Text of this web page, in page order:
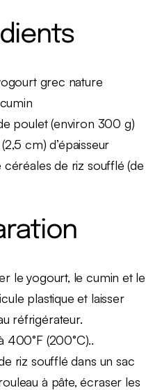
grec nature
poulet (environ 300 g)
cm) d’épaisseur
de riz soufflé (de
le yogourt, le cumin et le
plastique et laisser
réfrigérateur.
(200°C)..
riz soufflé dans un sac
à pâte, écraser les